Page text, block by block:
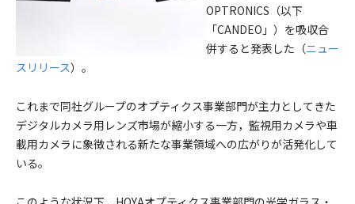
OPTRONICS（以下
「CANDEO」）を吸収合
併すると発表した（ニュー
スリリース）。
これまで同社グループのオプティクス事業部門が主力としてきた
デジタルカメラ用レンズ市場が縮小する一方，監視用カメラや車
載用カメラに象徴される新たな事業領域への広がりが活発化して
いる。